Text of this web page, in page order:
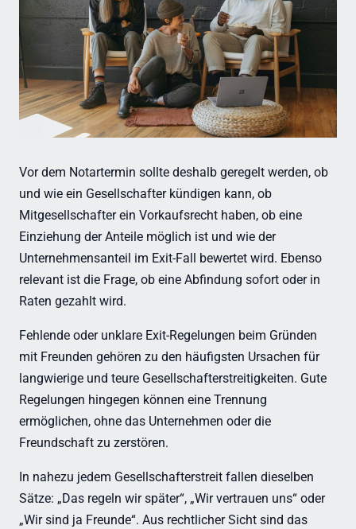
Vor dem Notartermin sollte deshalb geregelt werden, ob
und wie ein Gesellschafter kündigen kann, ob
Mitgesellschafter ein Vorkaufsrecht haben, ob eine
Einziehung der Anteile möglich ist und wie der
Unternehmensanteil im Exit-Fall bewertet wird. Ebenso
relevant ist die Frage, ob eine Abfindung sofort oder in
Raten gezahlt wird.
Fehlende oder unklare Exit-Regelungen beim Gründen
mit Freunden gehören zu den häufigsten Ursachen für
langwierige und teure Gesellschafterstreitigkeiten. Gute
Regelungen hingegen können eine Trennung
ermöglichen, ohne das Unternehmen oder die
Freundschaft zu zerstören.
In nahezu jedem Gesellschafterstreit fallen dieselben
Sätze: „Das regeln wir später“, „Wir vertrauen uns“ oder
„Wir sind ja Freunde“. Aus rechtlicher Sicht sind das